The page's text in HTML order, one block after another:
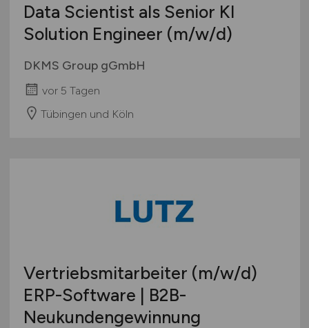
Data Scientist als Senior KI
Solution Engineer (m/w/d)
DKMS Group gGmbH
vor 5 Tagen
Tübingen und Köln
Vertriebsmitarbeiter (m/w/d)
ERP-Software | B2B-
Neukundengewinnung